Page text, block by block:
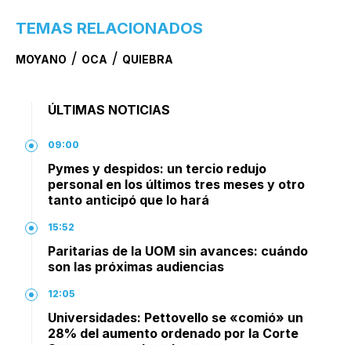
TEMAS RELACIONADOS
MOYANO / OCA / QUIEBRA
ÚLTIMAS NOTICIAS
09:00
Pymes y despidos: un tercio redujo
personal en los últimos tres meses y otro
tanto anticipó que lo hará
15:52
Paritarias de la UOM sin avances: cuándo
son las próximas audiencias
12:05
Universidades: Pettovello se «comió» un
28% del aumento ordenado por la Corte